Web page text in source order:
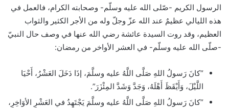
الرسول الكريم -صّلى الله عليه وسلّم- وصحابته الكرام، فالعمل في
هذه الليالي عظيمٌ عند الله عزّ وجلّ وله من الأجر الكثير والثواب
العظيم، وقد روت السيدة عائشة رضي الله عنها في وصف حال النبيّ
-صلّى الله عليه وسلّم- في العشر الأواخر من رمضان:
“كانَ رَسولُ اللهِ صَلَّى اللَّهُ عليه وسلَّمَ، إذَا دَخَلَ العَشْرُ، أَحْيَا
اللَّيْلَ، وَأَيْقَظَ أَهْلَهُ، وَجَدَّ وَشَدَّ المِئْزَرَ”.
“كانَ رَسولُ اللهِ صَلَّى اللَّهُ عليه وسلَّمَ يَجْتَهِدُ في العَشْرِ الأوَاخِرِ،